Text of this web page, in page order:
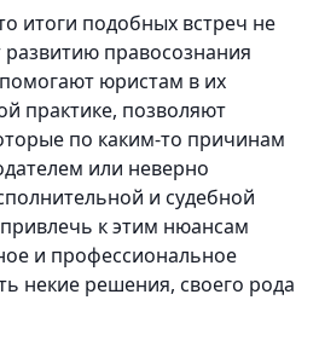
итоги подобных встреч не
развитию правосознания
юристам в их
практике, позволяют
по каким-то причинам
или неверно
и судебной
к этим нюансам
и профессиональное
некие решения, своего рода